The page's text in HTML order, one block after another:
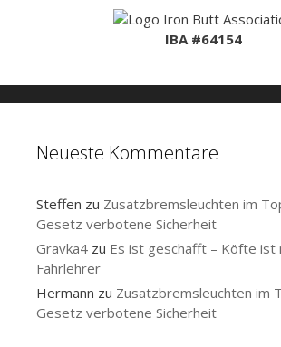
IBA #64154
Neueste Kommentare
Steffen zu Zusatzbremsleuchten im
Gesetz verbotene Sicherheit
Gravka4 zu Es ist geschafft – Köfte ist
Fahrlehrer
Hermann zu Zusatzbremsleuchten im
Gesetz verbotene Sicherheit